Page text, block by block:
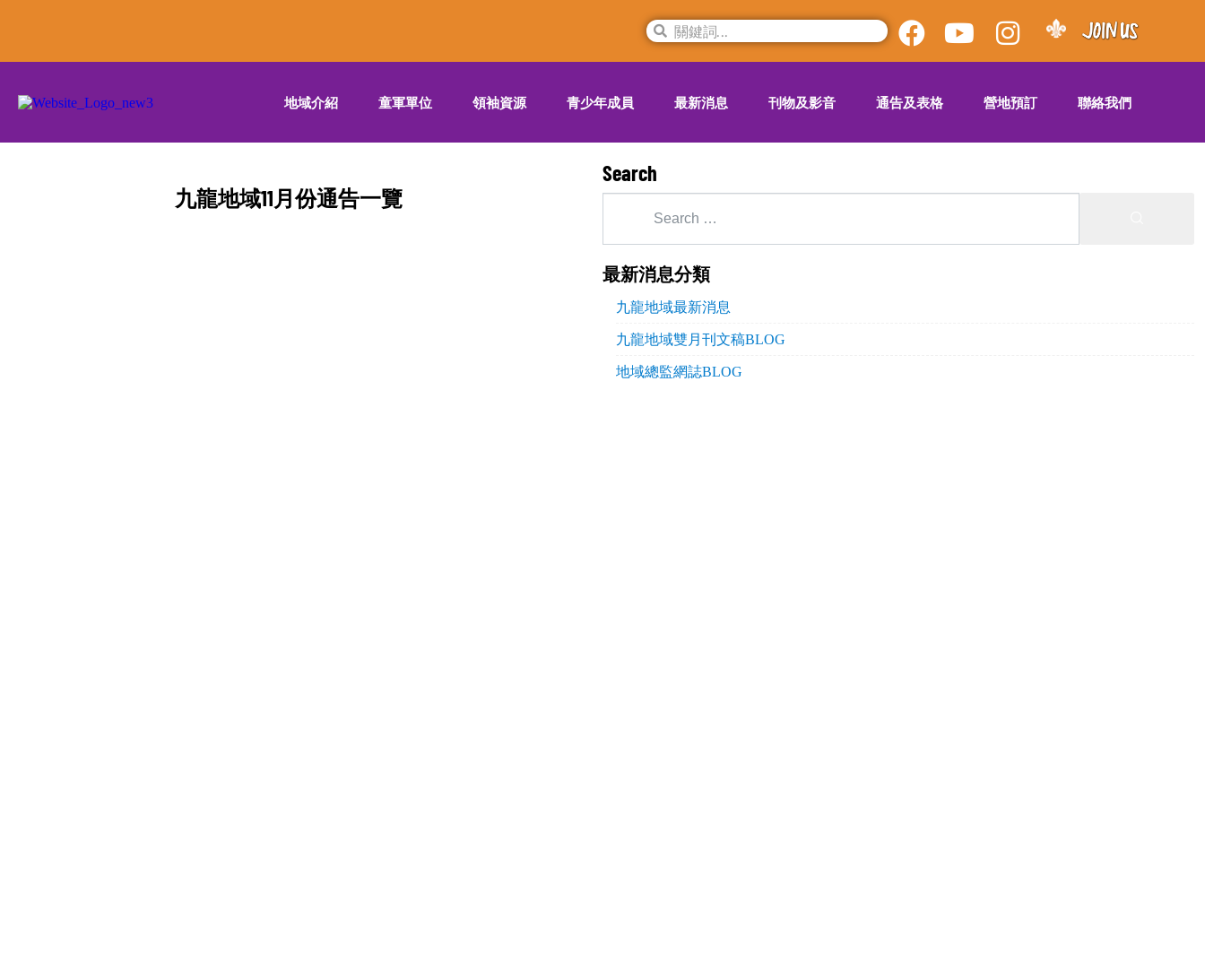
地域介紹 童軍單位 領袖資源 青少年成員 最新消息 刊物及影音 通告及表格 營地預訂 聯絡我們
九龍地域11月份通告一覽
Search
最新消息分類
九龍地域最新消息
九龍地域雙月刊文稿BLOG
地域總監網誌BLOG